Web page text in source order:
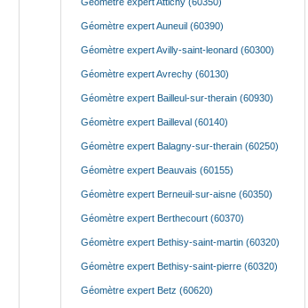
Géomètre expert Attichy (60350)
Géomètre expert Auneuil (60390)
Géomètre expert Avilly-saint-leonard (60300)
Géomètre expert Avrechy (60130)
Géomètre expert Bailleul-sur-therain (60930)
Géomètre expert Bailleval (60140)
Géomètre expert Balagny-sur-therain (60250)
Géomètre expert Beauvais (60155)
Géomètre expert Berneuil-sur-aisne (60350)
Géomètre expert Berthecourt (60370)
Géomètre expert Bethisy-saint-martin (60320)
Géomètre expert Bethisy-saint-pierre (60320)
Géomètre expert Betz (60620)